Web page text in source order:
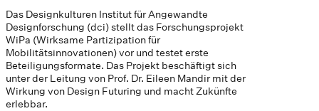
Das Designkulturen Institut für Angewandte
Designforschung (dci) stellt das Forschungsprojekt
WiPa (Wirksame Partizipation für
Mobilitätsinnovationen) vor und testet erste
Beteiligungsformate. Das Projekt beschäftigt sich
unter der Leitung von Prof. Dr. Eileen Mandir mit der
Wirkung von Design Futuring und macht Zukünfte
erlebbar.